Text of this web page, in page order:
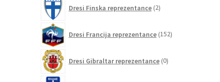
Dresi Finska reprezentance 2izdelka
Dresi Francija reprezentance 152izdelkov
Dresi Gibraltar reprezentance 0izdelkov